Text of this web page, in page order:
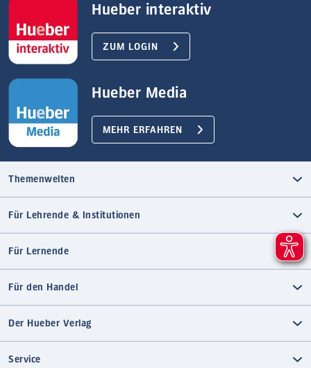
Hueber interaktiv
ZUM LOGIN
Hueber Media
MEHR ERFAHREN
Themenwelten
Für Lehrende & Institutionen
Für Lernende
Für den Handel
Der Hueber Verlag
Service